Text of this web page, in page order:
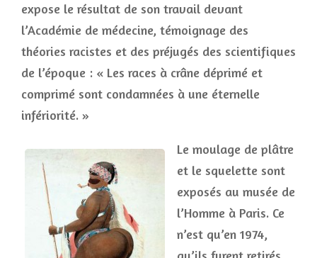
expose le résultat de son travail devant
l’Académie de médecine, témoignage des
théories racistes et des préjugés des scientifiques
de l’époque : « Les races à crâne déprimé et
comprimé sont condamnées à une éternelle
infériorité. »
Le moulage de plâtre
et le squelette sont
exposés au musée de
l’Homme à Paris. Ce
n’est qu’en 1974,